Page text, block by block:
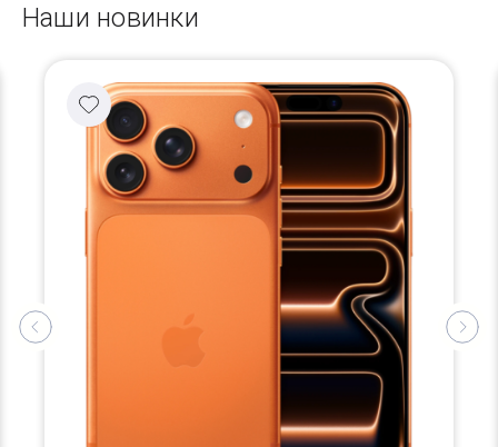
Наши новинки